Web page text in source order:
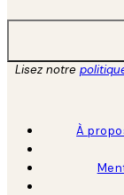
Lisez notre
À